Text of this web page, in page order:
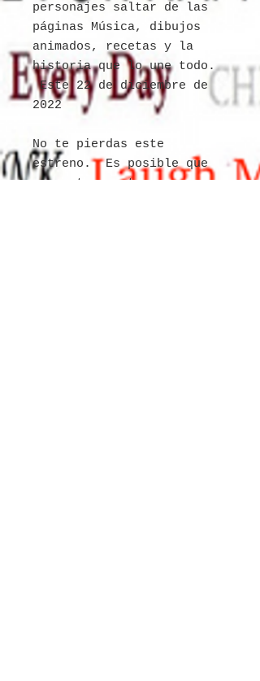
personajes saltar de las
páginas Música, dibujos
animados, recetas y la
historia que lo une todo.
Este 22 de diciembre de
2022
No te pierdas este
estreno. Es posible que
nunca tenga otra